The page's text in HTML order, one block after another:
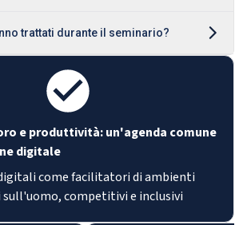
trattati durante il seminario?
e produttività: un'agenda comune
digitale
come facilitatori di ambienti
competitivi e inclusivi